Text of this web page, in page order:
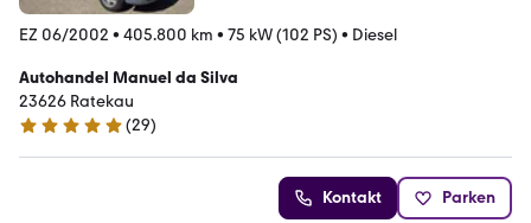
EZ 06/2002 • 405.800 km • 75 kW (102 PS) • Diesel
Autohandel Manuel da Silva
23626 Ratekau
5 Sterne
(29)
Kontakt Parken